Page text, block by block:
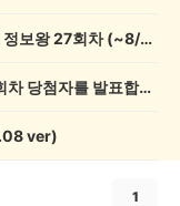
💸 전원 2,000캐시 지급! 우리 동네 정보왕 27회차 (~8/10)
💰[당첨자 발표] 우리 동네 썰전 12회차 당첨자를 발표합니다!
ver)
1